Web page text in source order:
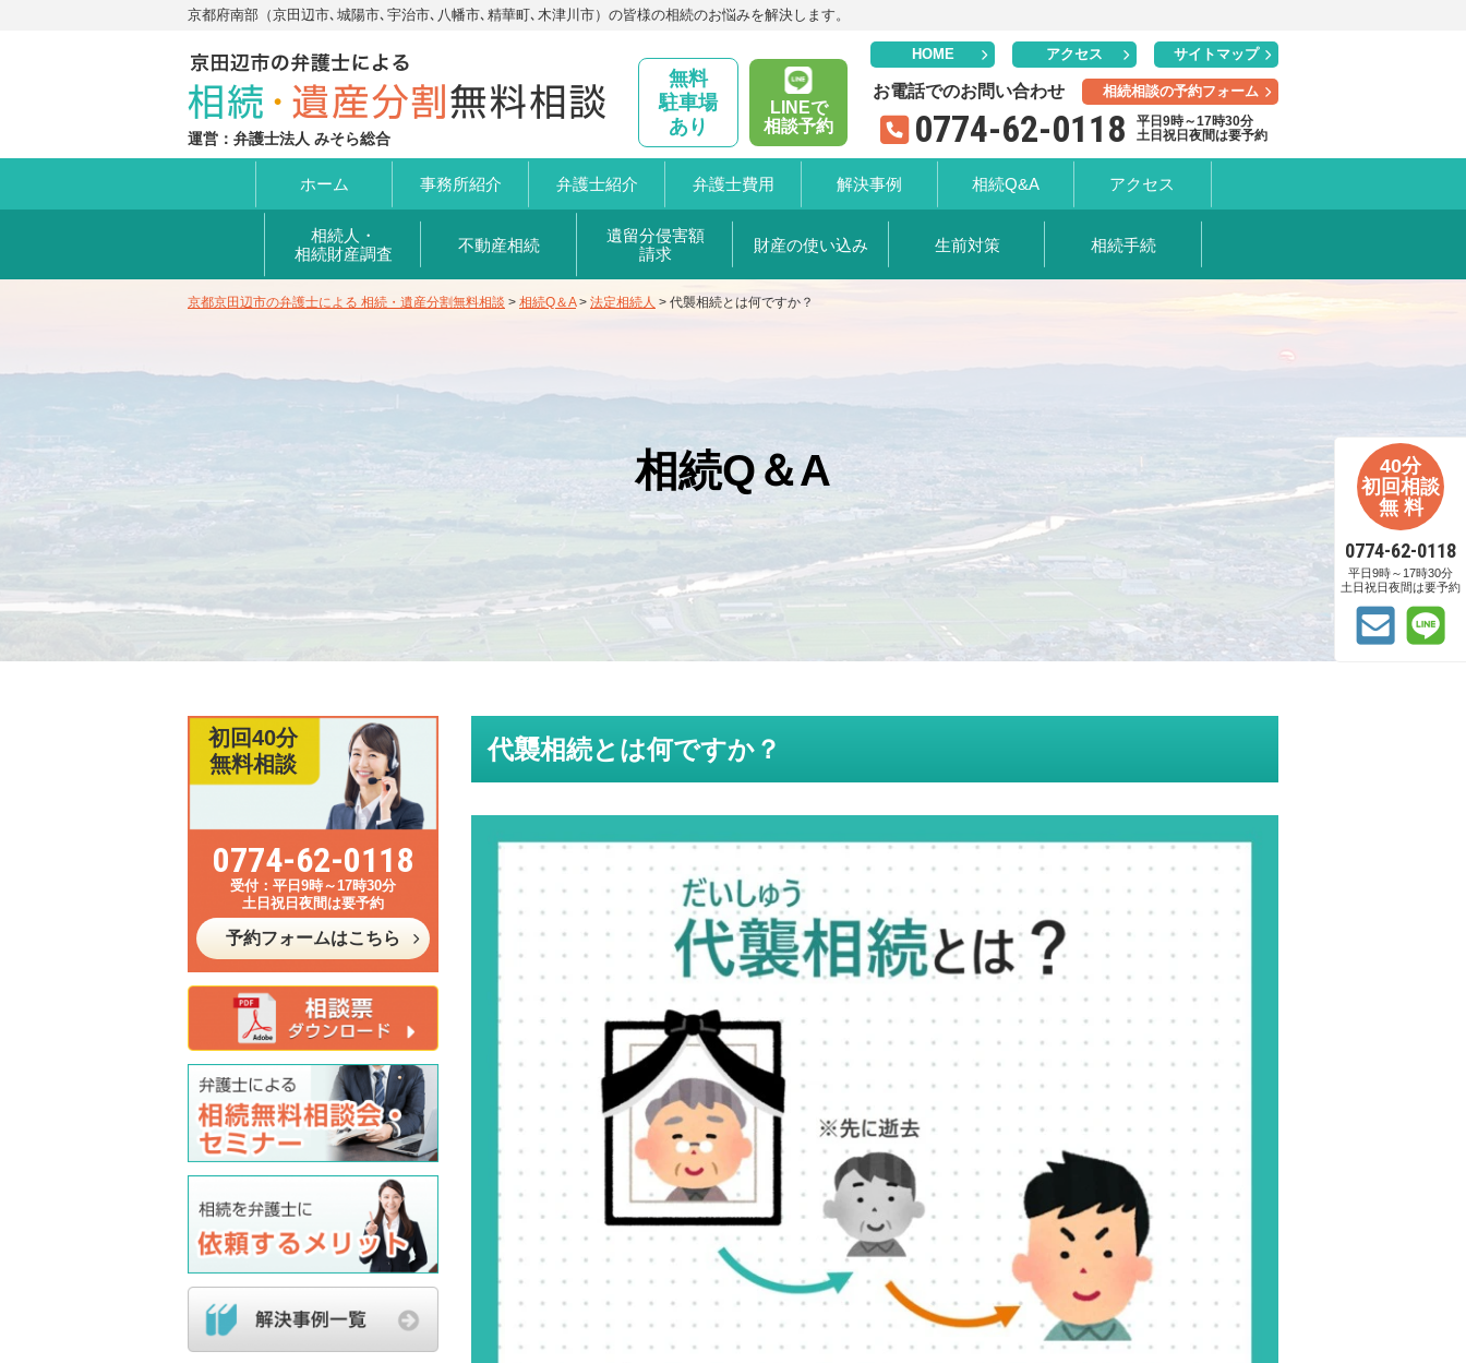
京都府南部（京田辺市､城陽市､宇治市､八幡市､精華町､木津川市）の皆様の相続のお悩みを解決します。
運営：弁護士法人 みそら総合
無料
駐車場
あり
LINEで
相談予約
HOME アクセス サイトマップ
お電話でのお問い合わせ 相続相談の予約フォーム
0774-62-0118
平日9時～17時30分
土日祝日夜間は要予約
ホーム 事務所紹介 弁護士紹介 弁護士費用 解決事例 相続Q&A アクセス
相続人・
相続財産調査
不動産相続 遺留分侵害額
請求
財産の使い込み 生前対策 相続手続
京都京田辺市の弁護士による 相続・遺産分割無料相談 > 相続Q＆A> 法定相続人 > 代襲相続とは何ですか？
相続Q＆A
代襲相続とは何ですか？
初回40分
無料相談
0774-62-0118
平日9時～17時30分
土日祝日夜間は要予約
予約フォームはこちら
40分
初回相談
無 料
0774-62-0118
平日9時～17時30分
土日祝日夜間は要予約